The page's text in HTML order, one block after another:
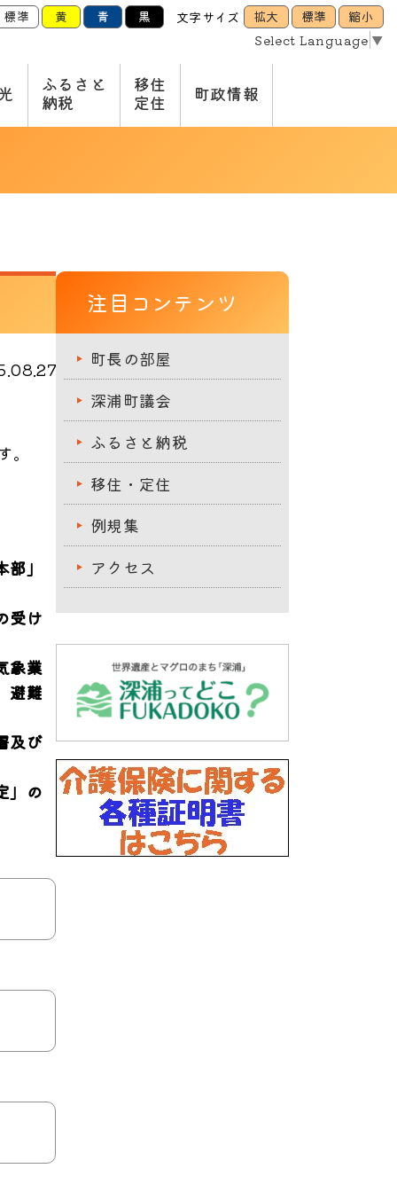
標準 黄 青 黒 文字サイズ 拡大 標準
縮小
Select Language ▼
ふるさと
納税
移住
定住
町政情報
」
受け
象業
避難
及び
」の
注目コンテンツ
町長の部屋
深浦町議会
ふるさと納税
移住・定住
例規集
アクセス